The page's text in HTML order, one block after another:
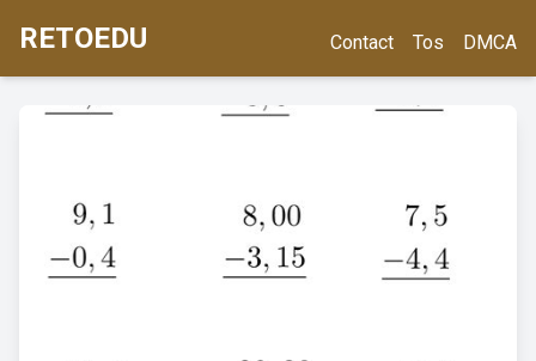
RETOEDU Contact Tos DMCA